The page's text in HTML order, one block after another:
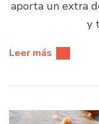
aporta un extra
y
Leer más